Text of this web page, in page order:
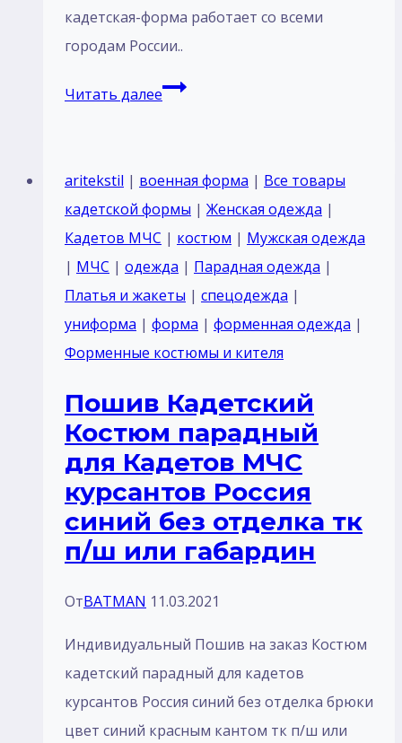
кадетская-форма работает со всеми
городам России..
Читать далееПошив
парадный
для
кадетов
ПОЛИЦИИ
Россия
курсантов
Темный
отделка
красный
кантом
тк
п/
ш
габардин
aritekstil | военная форма | Все товары
кадетской формы | Женская одежда |
Кадетов МЧС | костюм | Мужская одежда
| МЧС | одежда | Парадная одежда |
Платья и жакеты | спецодежда |
униформа | форма | форменная одежда |
Форменные костюмы и кителя
Пошив Кадетский
Костюм парадный
для Кадетов МЧС
курсантов Россия
синий без отделка тк
п/ш или габардин
ОтBATMAN 11.03.2021
Индивидуальный Пошив на заказ Костюм
кадетский парадный для кадетов
курсантов Россия синий без отделка брюки
цвет синий красным кантом тк п/ш или